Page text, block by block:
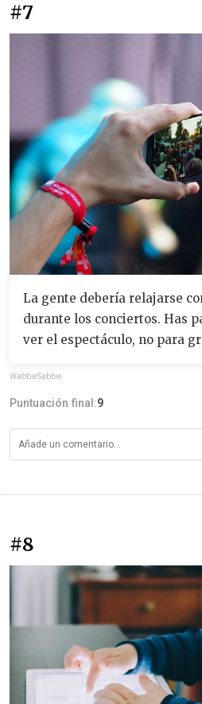
#7
La gente debería relajarse
durante los conciertos. Has
ver el espectáculo, no para
WabbieSabbie
Puntuación final:9
#8